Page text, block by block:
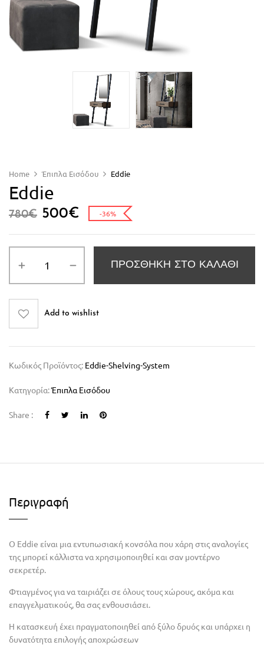
Home Έπιπλα Εισόδου Eddie
Eddie
780€ 500€ -36%
ΠΡΟΣΘΉΚΗ ΣΤΟ ΚΑΛΆΘΙ
Add to wishlist
Κωδικός Προϊόντος: Eddie-Shelving-System
Κατηγορία:Έπιπλα Εισόδου
Share :
Περιγραφή
Ο Eddie είναι μια εντυπωσιακή κονσόλα που χάρη στις αναλογίες
της μπορεί κάλλιστα να χρησιμοποιηθεί και σαν μοντέρνο
σεκρετέρ.
Φτιαγμένος για να ταιριάζει σε όλους τους χώρους, ακόμα και
επαγγελματικούς, θα σας ενθουσιάσει.
Η κατασκευή έχει πραγματοποιηθεί από ξύλο δρυός και υπάρχει η
δυνατότητα επιλογής αποχρώσεων